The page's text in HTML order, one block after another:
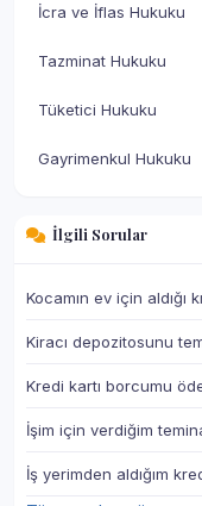
İcra ve İflas Hukuku
Tazminat Hukuku
Tüketici Hukuku
Gayrimenkul Hukuku
İlgili Sorular
Kocamın ev için
Kiracı depozitosunu
Kredi kartı borcumu
İşim için verdiğim
İş yerimden aldığım